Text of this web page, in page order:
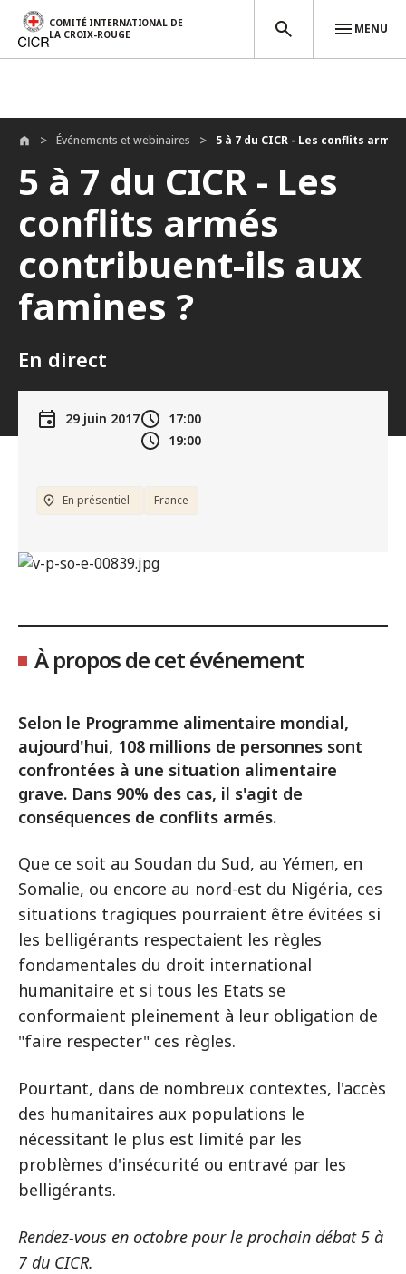
Aller au contenu principal
COMITÉ INTERNATIONAL DE
LA CROIX-ROUGE
MENU
Événements et webinaires 5 à 7 du CICR - Les conflits
5 à 7 du CICR - Les
conflits armés
contribuent-ils aux
famines ?
En direct
29 juin 2017
17:00
19:00
En présentiel France
À propos de cet événement
Selon le Programme alimentaire mondial,
aujourd'hui, 108 millions de personnes sont
confrontées à une situation alimentaire
grave. Dans 90% des cas, il s'agit de
conséquences de conflits armés.
Que ce soit au Soudan du Sud, au Yémen, en
Somalie, ou encore au nord-est du Nigéria, ces
situations tragiques pourraient être évitées si
les belligérants respectaient les règles
fondamentales du droit international
humanitaire et si tous les Etats se
conformaient pleinement à leur obligation de
"faire respecter" ces règles.
Pourtant, dans de nombreux contextes, l'accès
des humanitaires aux populations le
nécessitant le plus est limité par les
problèmes d'insécurité ou entravé par les
belligérants.
Rendez-vous en octobre pour le prochain débat 5 à
7 du CICR.